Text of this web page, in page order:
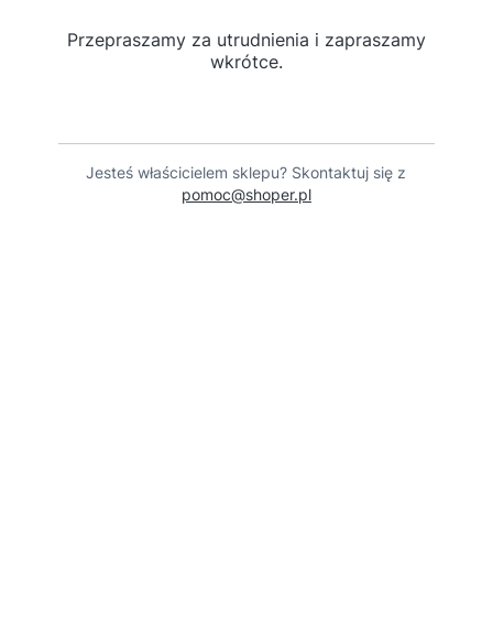
Przepraszamy za utrudnienia i zapraszamy
wkrótce.
Jesteś właścicielem sklepu? Skontaktuj się z
pomoc@shoper.pl